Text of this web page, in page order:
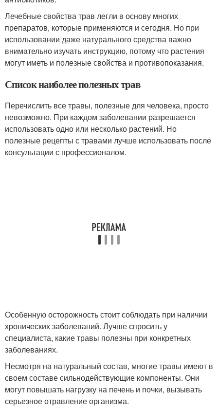
Лечебные свойства трав легли в основу многих
препаратов, которые применяются и сегодня. Но при
использовании даже натурального средства важно
внимательно изучать инструкцию, потому что растения
могут иметь и полезные свойства и противопоказания.
Список наиболее полезных трав
Перечислить все травы, полезные для человека, просто
невозможно. При каждом заболевании разрешается
использовать одно или несколько растений. Но
полезные рецепты с травами лучше использовать после
консультации с профессионалом.
Особенную осторожность стоит соблюдать при наличии
хронических заболеваний. Лучше спросить у
специалиста, какие травы полезны при конкретных
заболеваниях.
Несмотря на натуральный состав, многие травы имеют в
своем составе сильнодействующие компоненты. Они
могут повышать нагрузку на печень и почки, вызывать
серьезное отравление организма.